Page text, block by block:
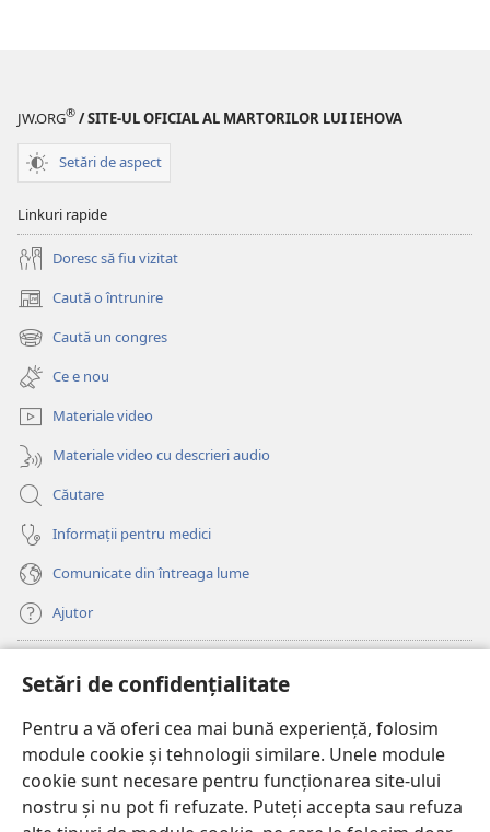
Setări de confidențialitate
Pentru a vă oferi cea mai bună experiență, folosim
module cookie și tehnologii similare. Unele module
cookie sunt necesare pentru funcționarea site-ului
nostru și nu pot fi refuzate. Puteți accepta sau refuza
Dumnezeu
lui
JW.ORG® / SITE-UL OFICIAL AL MARTORILOR LUI IEHOVA
Setări de aspect
Linkuri rapide
Doresc să fiu vizitat
Caută o întrunire
(se
deschide
o
fereastră
nouă)
Caută un congres
(se
deschide
o
fereastră
nouă)
Ce e nou
Materiale video
Materiale video cu descrieri audio
Căutare
Informații pentru medici
Comunicate din întreaga lume
Ajutor
(se
deschide
o
fereastră
nouă)
Watchtower – BIBLIOTECĂ ONLINE™
(se
deschide
o
fereastră
JW Hub ®
(se
deschide
JW Library®